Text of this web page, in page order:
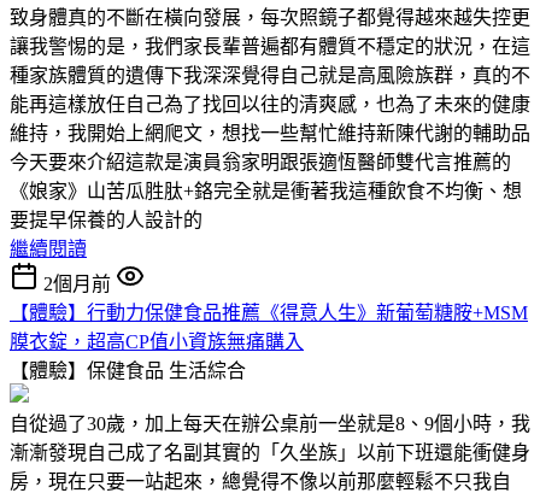
致身體真的不斷在橫向發展，每次照鏡子都覺得越來越失控更
讓我警惕的是，我們家長輩普遍都有體質不穩定的狀況，在這
種家族體質的遺傳下我深深覺得自己就是高風險族群，真的不
能再這樣放任自己為了找回以往的清爽感，也為了未來的健康
維持，我開始上網爬文，想找一些幫忙維持新陳代謝的輔助品
今天要來介紹這款是演員翁家明跟張適恆醫師雙代言推薦的
《娘家》山苦瓜胜肽+鉻完全就是衝著我這種飲食不均衡、想
要提早保養的人設計的
繼續閱讀
2個月前
【體驗】行動力保健食品推薦《得意人生》新葡萄糖胺+MSM
膜衣錠，超高CP值小資族無痛購入
【體驗】保健食品 生活綜合
自從過了30歲，加上每天在辦公桌前一坐就是8、9個小時，我
漸漸發現自己成了名副其實的「久坐族」以前下班還能衝健身
房，現在只要一站起來，總覺得不像以前那麼輕鬆不只我自